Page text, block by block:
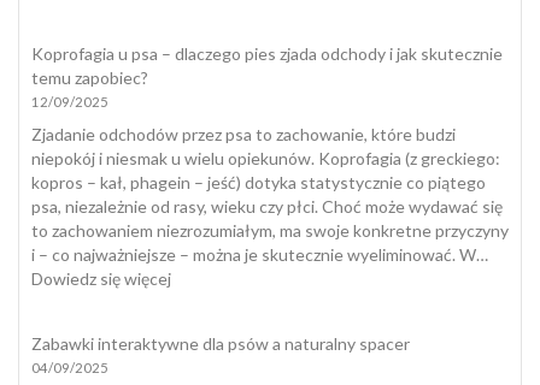
się
Koprofagia u psa – dlaczego pies zjada odchody i jak skutecznie
temu zapobiec?
12/09/2025
Zjadanie odchodów przez psa to zachowanie, które budzi
niepokój i niesmak u wielu opiekunów. Koprofagia (z greckiego:
kopros – kał, phagein – jeść) dotyka statystycznie co piątego
psa, niezależnie od rasy, wieku czy płci. Choć może wydawać się
to zachowaniem niezrozumiałym, ma swoje konkretne przyczyny
i – co najważniejsze – można je skutecznie wyeliminować. W…
Dowiedz się więcej:
psa
Zabawki interaktywne dla psów a naturalny spacer
04/09/2025